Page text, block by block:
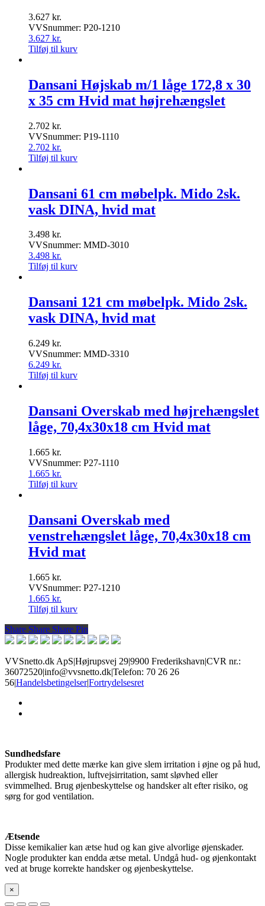
3.627 kr.
VVSnummer: P20-1210
3.627 kr.
Tilføj til kurv
Dansani Højskab m/1 låge 172,8 x 30
x 35 cm Hvid mat højrehængslet
2.702 kr.
VVSnummer: P19-1110
2.702 kr.
Tilføj til kurv
Dansani 61 cm møbelpk. Mido 2sk.
vask DINA, hvid mat
3.498 kr.
VVSnummer: MMD-3010
3.498 kr.
Tilføj til kurv
Dansani 121 cm møbelpk. Mido 2sk.
vask DINA, hvid mat
6.249 kr.
VVSnummer: MMD-3310
6.249 kr.
Tilføj til kurv
Dansani Overskab med højrehængslet
låge, 70,4x30x18 cm Hvid mat
1.665 kr.
VVSnummer: P27-1110
1.665 kr.
Tilføj til kurv
Dansani Overskab med
venstrehængslet låge, 70,4x30x18 cm
Hvid mat
1.665 kr.
VVSnummer: P27-1210
1.665 kr.
Tilføj til kurv
Share
Share Share Share Pin
VVSnetto.dk ApS|Højrupsvej 29|9900 Frederikshavn|CVR nr.:
36072520|info@vvsnetto.dk|Telefon: 70 26 26
56|Handelsbetingelser|Fortrydelsesret
Sundhedsfare
Produkter med dette mærke kan give slem irritation i øjne og på hud,
allergisk hudreaktion, luftvejsirritation, samt sløvhed eller
svimmelhed. Brug øjenbeskyttelse og handsker alt efter risiko, og
sørg for god ventilation.
Ætsende
Disse kemikalier kan ætse hud og kan give alvorlige øjenskader.
Nogle produkter kan endda ætse metal. Undgå hud- og øjenkontakt
ved at bruge korrekte handsker og øjenbeskyttelse.
×